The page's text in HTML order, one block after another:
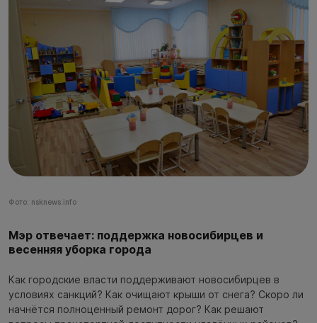
Фото: nsknews.info
Мэр отвечает: поддержка новосибирцев и
весенняя уборка города
Как городские власти поддерживают новосибирцев в
условиях санкций? Как очищают крыши от снега? Скоро ли
начнётся полноценный ремонт дорог? Как решают